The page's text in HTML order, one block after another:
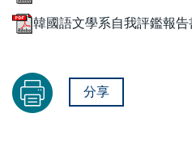
韓國語文學系自我評鑑報告
分享